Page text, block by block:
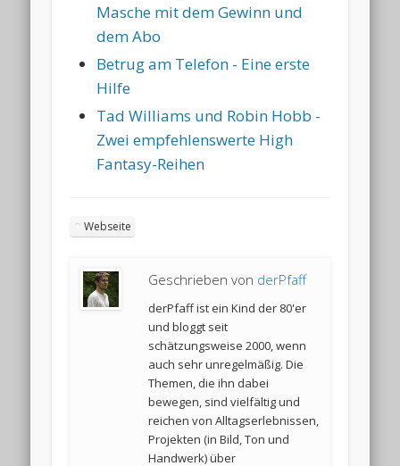
Masche mit dem Gewinn und
dem Abo
Betrug am Telefon - Eine erste
Hilfe
Tad Williams und Robin Hobb -
Zwei empfehlenswerte High
Fantasy-Reihen
Webseite
Geschrieben von derPfaff
derPfaff ist ein Kind der 80'er
und bloggt seit
schätzungsweise 2000, wenn
auch sehr unregelmäßig. Die
Themen, die ihn dabei
bewegen, sind vielfältig und
reichen von Alltagserlebnissen,
Projekten (in Bild, Ton und
Handwerk) über